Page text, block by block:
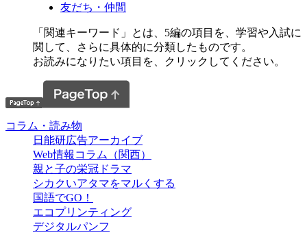
友だち・仲間
「関連キーワード」とは、5編の項目を、学習や入試に
関して、さらに具体的に分類したものです。
お読みになりたい項目を、クリックしてください。
コラム・読み物
日能研広告アーカイブ
Web情報コラム（関西）
親と子の栄冠ドラマ
シカクいアタマをマルくする
国語でGO！
エコプリンティング
デジタルパンフ